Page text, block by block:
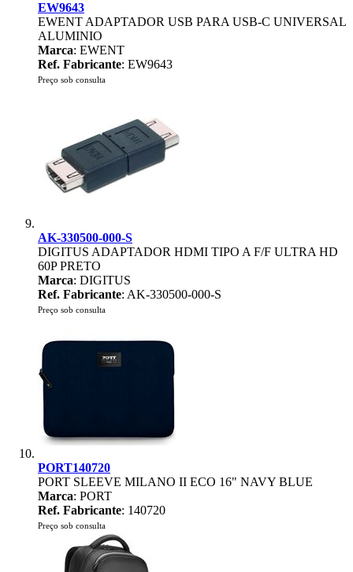
EW9643
EWENT ADAPTADOR USB PARA USB-C UNIVERSAL
ALUMINIO
Marca: EWENT
Ref. Fabricante: EW9643
Preço sob consulta
AK-330500-000-S
DIGITUS ADAPTADOR HDMI TIPO A F/F ULTRA HD
60P PRETO
Marca: DIGITUS
Ref. Fabricante: AK-330500-000-S
Preço sob consulta
PORT140720
PORT SLEEVE MILANO II ECO 16" NAVY BLUE
Marca: PORT
Ref. Fabricante: 140720
Preço sob consulta